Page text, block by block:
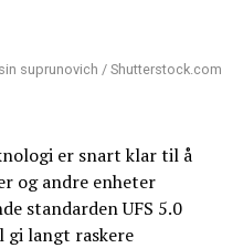
suprunovich / Shutterstock.com
er snart klar til å
og andre enheter
standarden UFS 5.0
gi langt raskere